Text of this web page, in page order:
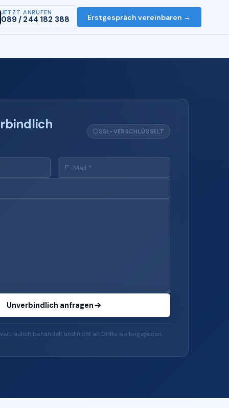
JETZT ANRUFEN
089 / 244 182 388 Erstgespräch vereinbaren →
SSL-VERSCHLÜSSELT
Unverbindlich anfragen
behandelt und nicht an Dritte weitergegeben.